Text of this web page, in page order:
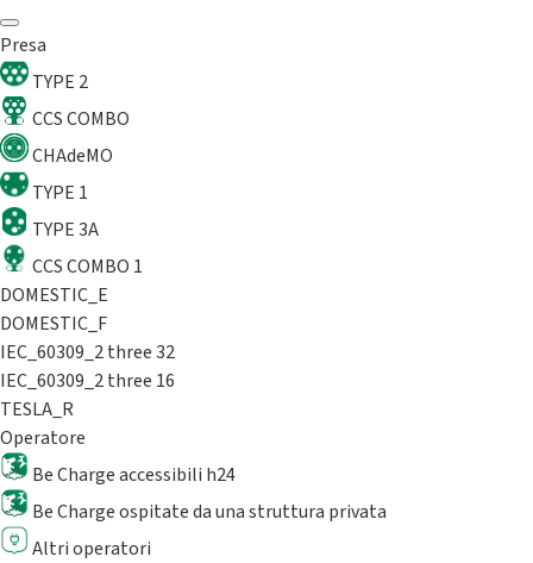
Presa
TYPE 2
CCS COMBO
CHAdeMO
TYPE 1
TYPE 3A
CCS COMBO 1
DOMESTIC_E
DOMESTIC_F
IEC_60309_2 three 32
IEC_60309_2 three 16
TESLA_R
Operatore
Be Charge accessibili h24
Be Charge ospitate da una struttura privata
Altri operatori